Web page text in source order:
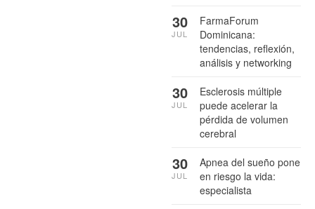
FarmaForum
Dominicana:
tendencias, reflexión,
análisis y networking
30
JUL
Esclerosis múltiple
puede acelerar la
pérdida de volumen
cerebral
30
JUL
Apnea del sueño pone
en riesgo la vida:
especialista
30
JUL